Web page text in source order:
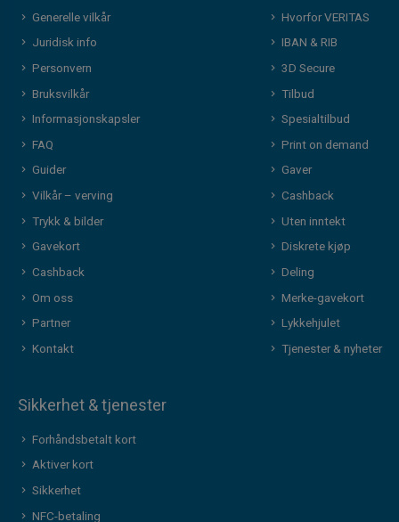
Generelle vilkår
Juridisk info
Personvern
Bruksvilkår
Informasjonskapsler
FAQ
Guider
Vilkår – verving
Trykk & bilder
Gavekort
Cashback
Om oss
Partner
Kontakt
Hvorfor VERITAS
IBAN & RIB
3D Secure
Tilbud
Spesialtilbud
Print on demand
Gaver
Cashback
Uten inntekt
Diskrete kjøp
Deling
Merke-gavekort
Lykkehjulet
Tjenester & nyheter
Sikkerhet & tjenester
Forhåndsbetalt kort
Aktiver kort
Sikkerhet
NFC-betaling